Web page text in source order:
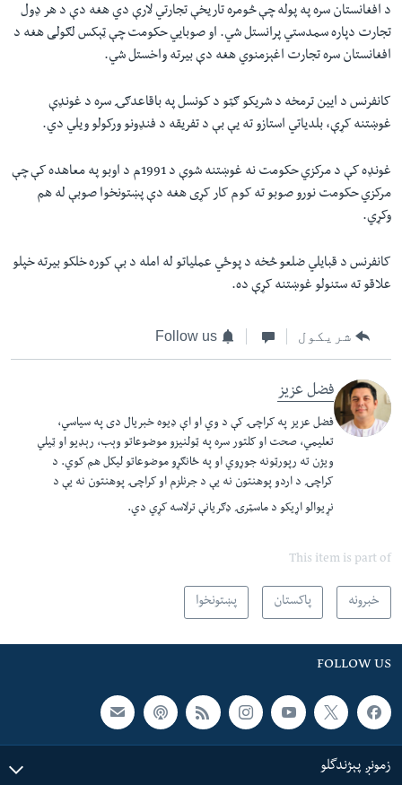
د افغانستان سره په پوله چې څومره تاريخې تجارتي لارې دي هغه دې د هر ډول
تجارت دپاره سمدستي پرانستل شي. او صوبايي حکومت چې ټېکس لګولی هغه د
افغانستان سره تجارت اغېزمنوي هغه دې بيرته واخستل شي.
کانفرنس د ايين ترمخه د شريکو ګټو د کونسل په باقاعدګۍ سره د غونډې
غوښتنه کړې، بلدياتي استازو ته یې بې د تفريقه د فنډونو ورکولو ويلي دي.
غونډه کې د مرکزي حکومت نه غوښتنه شوې د 1991م د اوبو په معاهده کې چې
مرکزي حکومت نورو صوبو ته کوم کار کړی هغه دې پښتونخوا صوبې له هم
وکړي.
کانفرنس د قبايلي ضلعو څخه د پوځي عملياتو له امله د بې کوره خلکو بيرته خپلو
علاقو ته ستنولو غوښتنه کړې ده.
شریکول Follow us
فضل عزیز
فضل عزيز په کراچۍ کې د وي او اې ډيوه خبريال دی په سياسي،
تعليمي، صحت او کلتور سره په ټولنيزو موضوعاتو وېب، رېډيو او ټيلي
ويژن ته رپورټونه جوړوي او په ځانګړو موضوعاتو ليکل هم کوي. د
کراچۍ د اردو پوهنتون نه يې د جرنلزم او کراچۍ پوهنتون نه يې د
نړيوالو اړيکو د ماسټرۍ ډګريانې ترلاسه کړي دي.​
This item is part of
خبرونه پاکستان پښتونخوا
FOLLOW US
زمونږ پېژندگلو